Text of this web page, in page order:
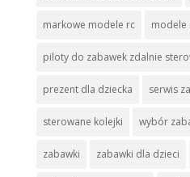
markowe modele rc modele
piloty do zabawek zdalnie
prezent dla dziecka serwis
sterowane kolejki wybór
zabawki zabawki dla dzieci